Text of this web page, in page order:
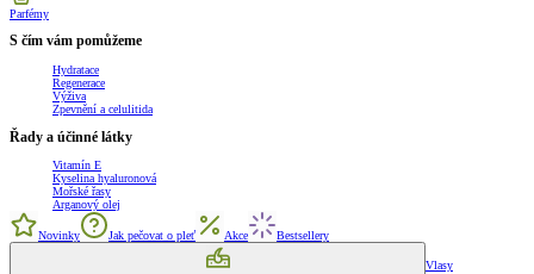
Parfémy
S čím vám pomůžeme
Hydratace
Regenerace
Výživa
Zpevnění a celulitida
Řady a účinné látky
Vitamín E
Kyselina hyaluronová
Mořské řasy
Arganový olej
Novinky Jak pečovat o pleť Akce Bestsellery
Vlasy